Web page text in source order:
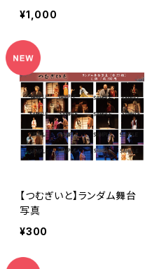
¥1,000
【つむぎいと】ランダム舞台
写真
¥300